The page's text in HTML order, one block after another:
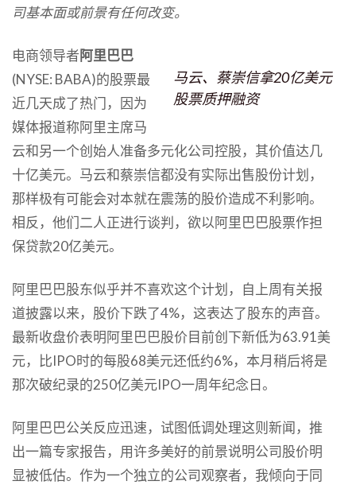
司基本面或前景有任何改变。
马云、蔡崇信拿20亿美元
股票质押融资
电商领导者阿里巴巴
(NYSE: BABA)的股票最
近几天成了热门，因为
媒体报道称阿里主席马
云和另一个创始人准备多元化公司控股，其价值达几
十亿美元。马云和蔡崇信都没有实际出售股份计划，
那样极有可能会对本就在震荡的股价造成不利影响。
相反，他们二人正进行谈判，欲以阿里巴巴股票作担
保贷款20亿美元。
阿里巴巴股东似乎并不喜欢这个计划，自上周有关报
道披露以来，股价下跌了4%，这表达了股东的声音。
最新收盘价表明阿里巴巴股价目前创下新低为63.91美
元，比IPO时的每股68美元还低约6%，本月稍后将是
那次破纪录的250亿美元IPO一周年纪念日。
阿里巴巴公关反应迅速，试图低调处理这则新闻，推
出一篇专家报告，用许多美好的前景说明公司股价明
显被低估。作为一个独立的公司观察者，我倾向于同